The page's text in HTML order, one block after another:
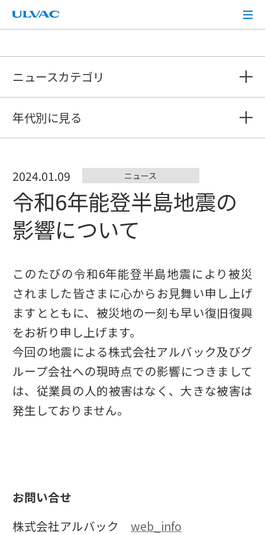
ULVAC
ニュースカテゴリ
年代別に見る
2024.01.09 ニュース
令和6年能登半島地震の
影響について
このたびの令和6年能登半島地震により被災
されました皆さまに心からお見舞い申し上げ
ますとともに、被災地の一刻も早い復旧復興
をお祈り申し上げます。
今回の地震による株式会社アルバック及びグ
ループ会社への現時点での影響につきまして
は、従業員の人的被害はなく、大きな被害は
発生しておりません。
お問い合せ
株式会社アルバック web_info